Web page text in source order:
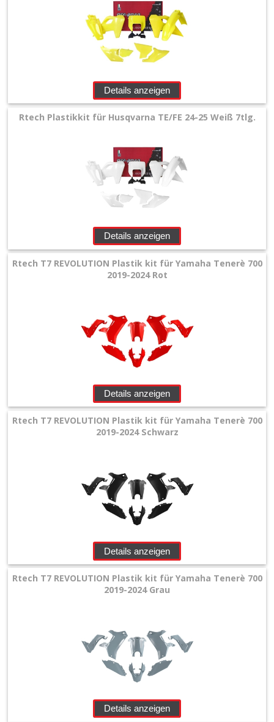
Details anzeigen
Rtech Plastikkit für Husqvarna TE/FE 24-25 Weiß 7tlg.
Details anzeigen
Rtech T7 REVOLUTION Plastik kit für Yamaha Tenerè 700
2019-2024 Rot
Details anzeigen
Rtech T7 REVOLUTION Plastik kit für Yamaha Tenerè 700
2019-2024 Schwarz
Details anzeigen
Rtech T7 REVOLUTION Plastik kit für Yamaha Tenerè 700
2019-2024 Grau
Details anzeigen